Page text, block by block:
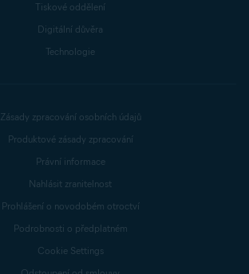
Tiskové oddělení
Digitální důvěra
Technologie
Zásady zpracování osobních údajů
Produktové zásady zpracování
Právní informace
Nahlásit zranitelnost
Prohlášení o novodobém otroctví
Podrobnosti o předplatném
Cookie Settings